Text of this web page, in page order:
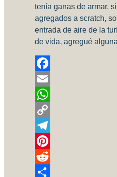
tenía ganas de armar,
agregados a scratch,
entrada de aire de la
de vida, agregué
Facebook
Email
WhatsApp
Copy
Link
Telegram
Pinterest
Reddit